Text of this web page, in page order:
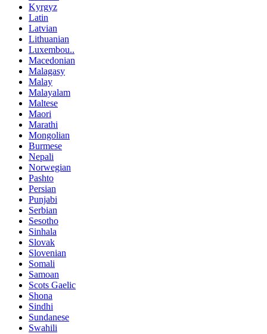
Kyrgyz
Latin
Latvian
Lithuanian
Luxembou..
Macedonian
Malagasy
Malay
Malayalam
Maltese
Maori
Marathi
Mongolian
Burmese
Nepali
Norwegian
Pashto
Persian
Punjabi
Serbian
Sesotho
Sinhala
Slovak
Slovenian
Somali
Samoan
Scots Gaelic
Shona
Sindhi
Sundanese
Swahili